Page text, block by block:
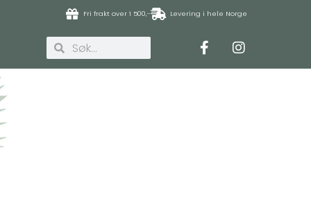
Fri frakt over 1 500,- Levering i hele Norge